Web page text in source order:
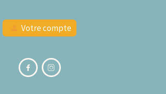
 
Votre compte